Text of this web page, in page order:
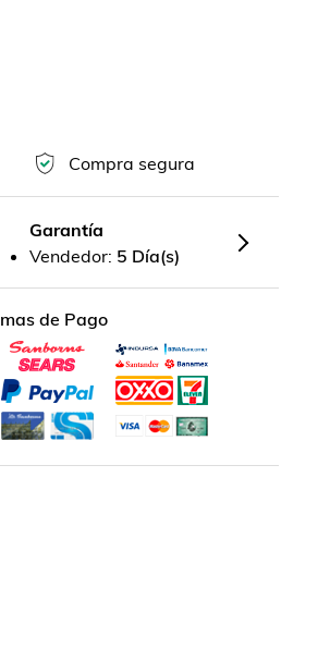
Compra segura
Garantía
Vendedor: 5 Día(s)
de Pago